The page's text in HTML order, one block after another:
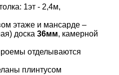
1эт - 2,4м,
этаже и мансарде –
доска 36мм, камерной
отделываются
плинтусом